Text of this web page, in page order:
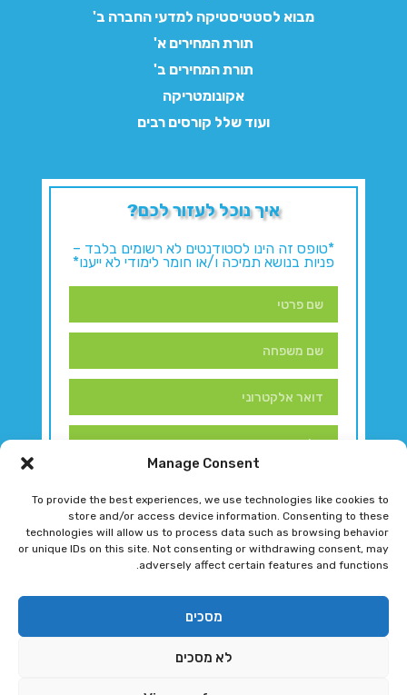
Manage Consent
To provide the best experiences, we use technologies like cookies to
store and/or access device information. Consenting to these
technologies will allow us to process data such as browsing behavior
or unique IDs on this site. Not consenting or withdrawing consent, may
adversely affect certain features and functions.
מסכים
לא מסכים
מבוא לסטטיסטיקה למדעי החברה ב'
תורת המחירים א'
תורת המחירים ב'
אקונומטריקה
ועוד שלל קורסים רבים
איך נוכל לעזור לכם?
*טופס זה הינו לסטודנטים לא רשומים בלבד –
פניות בנושא תמיכה ו/או חומר לימודי לא ייענו*